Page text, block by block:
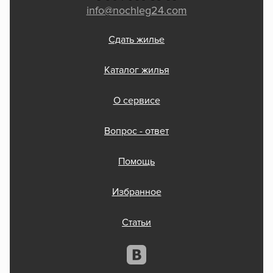
info@nochleg24.com
Сдать жилье
Каталог жилья
О сервисе
Вопрос - ответ
Помощь
Избранное
Статьи